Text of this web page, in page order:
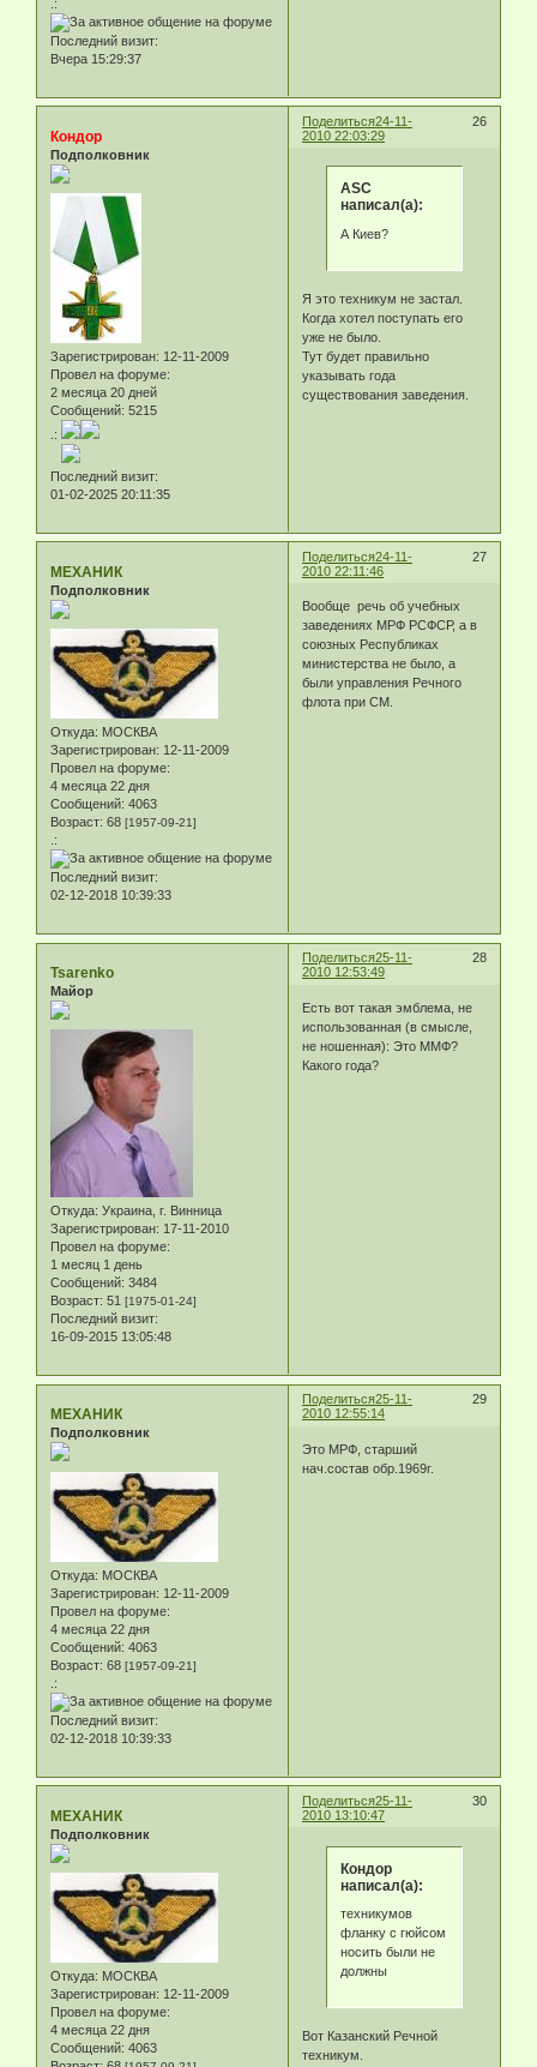
.:
Последний визит:
Вчера 15:29:37
Поделиться 26
24-11-
2010 22:03:29
Кондор
Подполковник
Зарегистрирован: 12-11-2009
Провел на форуме:
2 месяца 20 дней
Сообщений: 5215
.:
Последний визит:
01-02-2025 20:11:35
ASC
написал(а):
А Киев?
Я это техникум не застал.
Когда хотел поступать его
уже не было.
Тут будет правильно
указывать года
существования заведения.
Поделиться 27
24-11-
2010 22:11:46
МЕХАНИК
Подполковник
Откуда: МОСКВА
Зарегистрирован: 12-11-2009
Провел на форуме:
4 месяца 22 дня
Сообщений: 4063
Возраст: 68 [1957-09-21]
.:
Последний визит:
02-12-2018 10:39:33
Вообще речь об учебных
заведениях МРФ РСФСР, а в
союзных Республиках
министерства не было, а
были управления Речного
флота при СМ.
Поделиться 28
25-11-
2010 12:53:49
Tsarenko
Майор
Откуда: Украина, г. Винница
Зарегистрирован: 17-11-2010
Провел на форуме:
1 месяц 1 день
Сообщений: 3484
Возраст: 51 [1975-01-24]
Последний визит:
16-09-2015 13:05:48
Есть вот такая эмблема, не
использованная (в смысле,
не ношенная): Это ММФ?
Какого года?
Поделиться 29
25-11-
2010 12:55:14
МЕХАНИК
Подполковник
Откуда: МОСКВА
Зарегистрирован: 12-11-2009
Провел на форуме:
4 месяца 22 дня
Сообщений: 4063
Возраст: 68 [1957-09-21]
.:
Последний визит:
02-12-2018 10:39:33
Это МРФ, старший
нач.состав обр.1969г.
Поделиться 30
25-11-
2010 13:10:47
МЕХАНИК
Подполковник
Откуда: МОСКВА
Зарегистрирован: 12-11-2009
Провел на форуме:
4 месяца 22 дня
Сообщений: 4063
Кондор
написал(а):
техникумов
фланку с гюйсом
носить были не
должны
Вот Казанский Речной
техникум.